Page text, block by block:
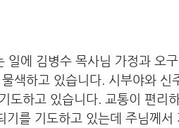
에 김병수 목사님 가정과 오
색하고 있습니다. 시부야와 신
도하고 있습니다. 교통이 편리
를 기도하고 있는데 주님께서